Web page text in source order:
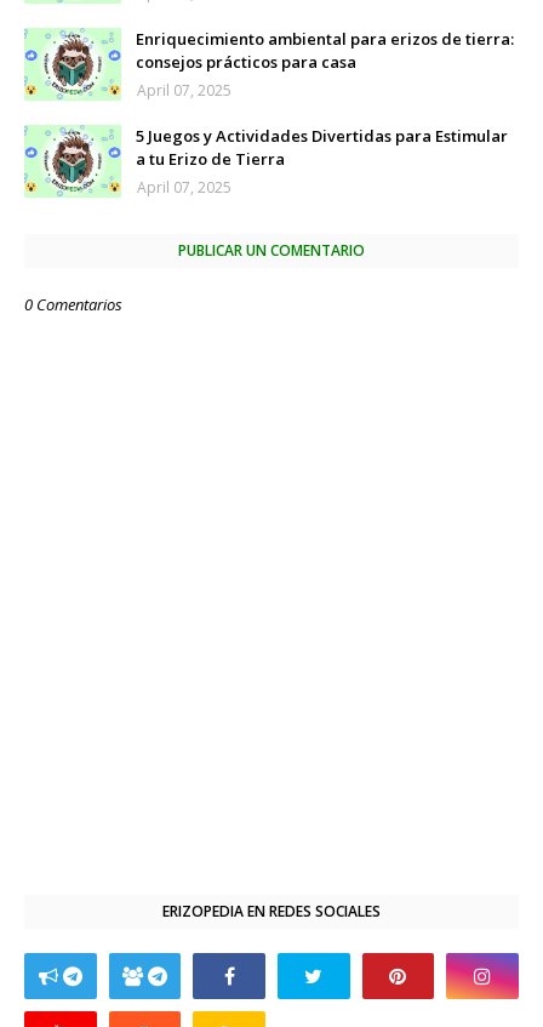
Enriquecimiento ambiental para erizos de tierra:
consejos prácticos para casa
April 07, 2025
5 Juegos y Actividades Divertidas para Estimular
a tu Erizo de Tierra
April 07, 2025
PUBLICAR UN COMENTARIO
0 Comentarios
ERIZOPEDIA EN REDES SOCIALES